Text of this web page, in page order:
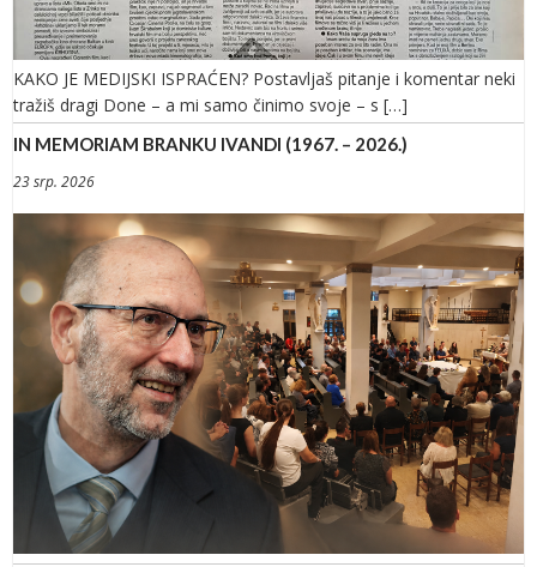
KAKO JE MEDIJSKI ISPRAĆEN? Postavljaš pitanje i komentar neki
tražiš dragi Done – a mi samo činimo svoje – s […]
IN MEMORIAM BRANKU IVANDI (1967. – 2026.)
23 srp. 2026